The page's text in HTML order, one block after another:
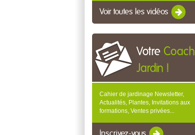
Voir toutes les vidéos
Votre Coach
Jardin !
Cahier de jardinage Newsletter,
Actualités, Plantes, Invitations aux
formations, Ventes privées...